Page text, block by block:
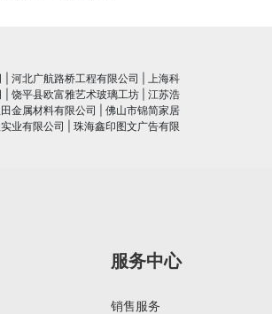
河北广航路桥工程有限公司
上海科
饶平县欧富雅艺术玻璃工坊
江苏浩
金属材料有限公司
佛山市锦简家居
业有限公司 珠海鑫印图文广告有限
服务中心
销售服务